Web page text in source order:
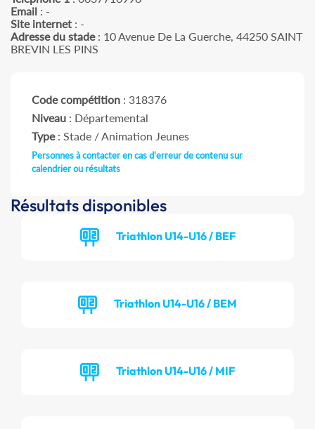
Email : -
Site internet : -
Adresse du stade: 10 Avenue De La Guerche, 44250 SAINT
BREVIN LES PINS
Code compétition : 318376
Niveau : Départemental
Type: Stade / Animation Jeunes
Personnes à contacter en cas d'erreur de contenu sur
calendrier ou résultats
Résultats disponibles
Triathlon U14-U16 / BEF
Triathlon U14-U16 / BEM
Triathlon U14-U16 / MIF